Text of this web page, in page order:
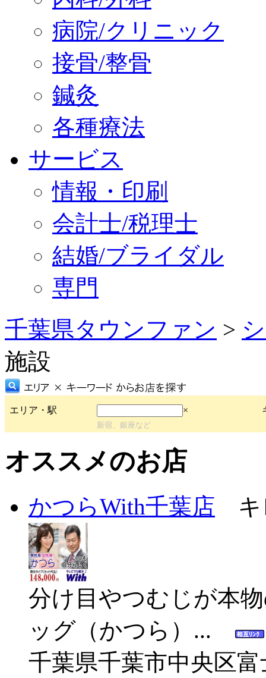
病院/クリニック
接骨/整骨
鍼灸
各種療法
サービス
情報・印刷
会計士/税理士
結婚/ブライダル
専門
千葉県タウンファン >
施設
エリア・駅 ×
新宿、銀座など
オススメのお店
かつらWith千葉店 キ
分け目やつむじが本
ッグ（かつら）...
千葉県千葉市中央区富